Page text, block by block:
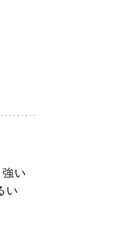
い
い